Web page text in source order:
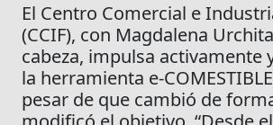
El Centro Comercial e
(CCIF), con Magdalena
cabeza, impulsa activamente
la herramienta e-
pesar de que cambió de